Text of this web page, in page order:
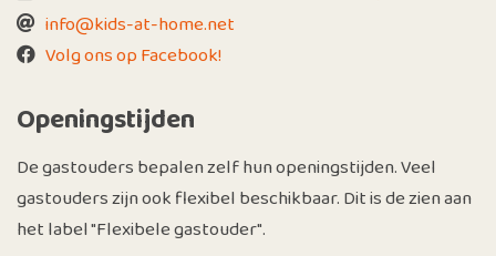
info@kids-at-home.net
Volg ons op Facebook!
Openingstijden
De gastouders bepalen zelf hun openingstijden. Veel
gastouders zijn ook flexibel beschikbaar. Dit is de zien aan
het label "Flexibele gastouder".